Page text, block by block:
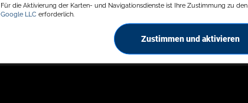
Für die Aktivierung der Karten- und Navigationsdienste ist Ihre Zustimmung zu den
Google LLC erforderlich.
Zustimmen und aktivieren